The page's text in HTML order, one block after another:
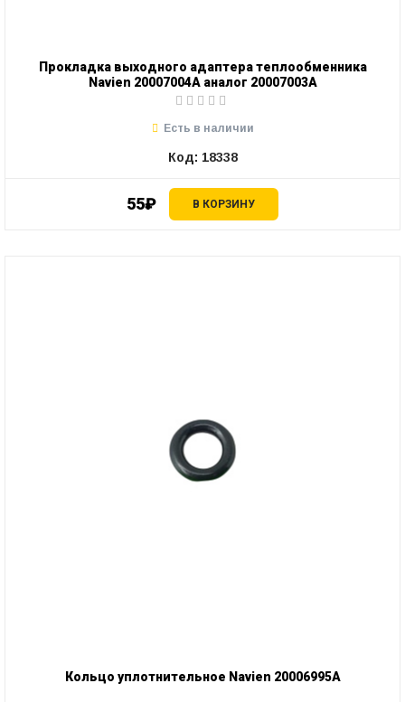
Прокладка выходного адаптера теплообменника
Navien 20007004А аналог 20007003А
55₽ В КОРЗИНУ
Есть в наличии
Код: 18338
Кольцо уплотнительное Navien 20006995А